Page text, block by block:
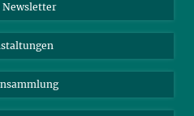
Newsletter